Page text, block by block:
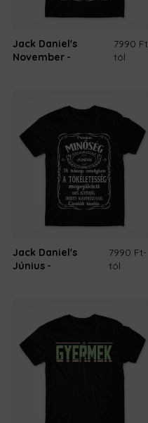
Jack Daniel's
November
7990 Ft
tól
Jack Daniel's
Június
7990 Ft-
tól